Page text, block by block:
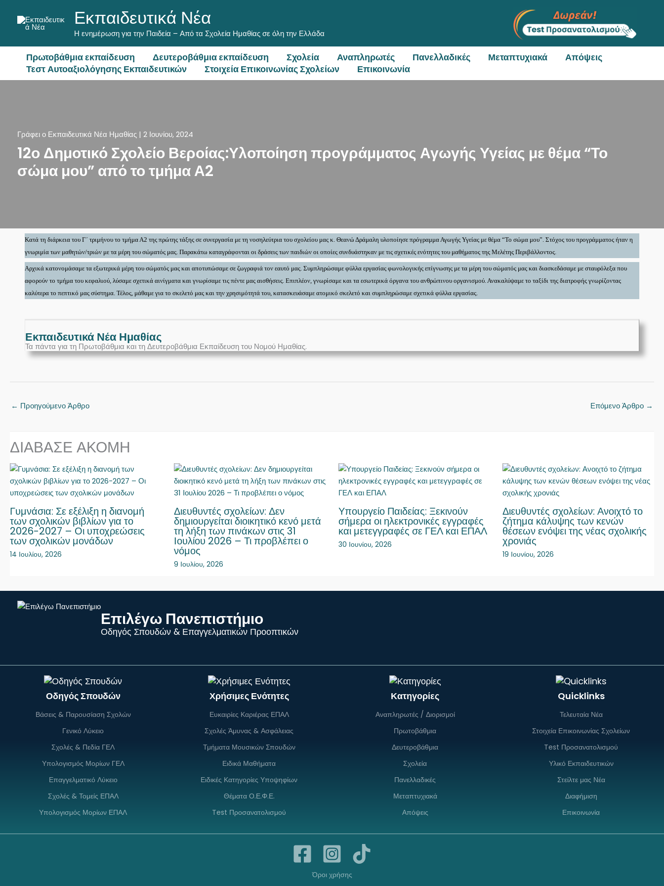
περιεχόμενο
Εκπαιδευτικά Νέα
Η ενημέρωση για την Παιδεία – Από τα Σχολεία Ημαθίας σε όλη την Ελλάδα
Πρωτοβάθμια εκπαίδευση Δευτεροβάθμια εκπαίδευση Σχολεία Αναπληρωτές Πανελλαδικές Μεταπτυχιακά
Απόψεις
Τεστ Αυτοαξιολόγησης Εκπαιδευτικών
Στοιχεία Επικοινωνίας Σχολείων Επικοινωνία
Γράφει ο Εκπαιδευτικά Νέα Ημαθίας | 2 Ιουνίου, 2024
12ο Δημοτικό Σχολείο Βεροίας:Υλοποίηση προγράμματος Αγωγής Υγείας με θέμα “Το
σώμα μου” από το τμήμα Α2
Κατά τη διάρκεια του Γ΄ τριμήνου το τμήμα Α2 της πρώτης τάξης σε συνεργασία με τη νοσηλεύτρια του σχολείου μας κ. Θεανώ Δράμαλη υλοποίησε πρόγραμμα Αγωγής Υγείας με θέμα “Το σώμα μου”. Στόχος του προγράμματος ήταν η
γνωριμία των μαθητών/τριών με τα μέρη του σώματός μας. Παρακάτω καταγράφονται οι δράσεις των παιδιών οι οποίες συνδυάστηκαν με τις σχετικές ενότητες του μαθήματος της Μελέτης Περιβάλλοντος.
Αρχικά κατονομάσαμε τα εξωτερικά μέρη του σώματός μας και αποτυπώσαμε σε ζωγραφιά τον εαυτό μας. Συμπληρώσαμε φύλλα εργασίας φωνολογικής επίγνωσης με τα μέρη του σώματός μας και διασκεδάσαμε με σταυρόλεξα που
αφορούν το τμήμα του κεφαλιού, λύσαμε σχετικά αινίγματα και γνωρίσαμε τις πέντε μας αισθήσεις. Επιπλέον, γνωρίσαμε και τα εσωτερικά όργανα του ανθρώπινου οργανισμού. Ανακαλύψαμε το ταξίδι της διατροφής γνωρίζοντας
καλύτερα το πεπτικό μας σύστημα. Τέλος, μάθαμε για το σκελετό μας και την χρησιμότητά του, κατασκευάσαμε ατομικό σκελετό και συμπληρώσαμε σχετικά φύλλα εργασίας.
Εκπαιδευτικά Νέα Ημαθίας
Τα πάντα για τη Πρωτοβάθμια και τη Δευτεροβάθμια Εκπαίδευση του Νομού Ημαθίας.
← Προηγούμενο Άρθρο Επόμενο Άρθρο →
ΔΙΑΒΑΣΕ ΑΚΟΜΗ
Γυμνάσια: Σε εξέλιξη η διανομή
των σχολικών βιβλίων για το
2026-2027 – Οι υποχρεώσεις
των σχολικών μονάδων
14 Ιουλίου, 2026
Διευθυντές σχολείων: Δεν
δημιουργείται διοικητικό κενό μετά
τη λήξη των πινάκων στις 31
Ιουλίου 2026 – Τι προβλέπει ο
νόμος
9 Ιουλίου, 2026
Υπουργείο Παιδείας: Ξεκινούν
σήμερα οι ηλεκτρονικές εγγραφές
και μετεγγραφές σε ΓΕΛ και ΕΠΑΛ
30 Ιουνίου, 2026
Διευθυντές σχολείων: Ανοιχτό το
ζήτημα κάλυψης των κενών
θέσεων ενόψει της νέας σχολικής
χρονιάς
19 Ιουνίου, 2026
Επιλέγω Πανεπιστήμιο
Οδηγός Σπουδών & Επαγγελματικών Προοπτικών
Οδηγός Σπουδών
Βάσεις & Παρουσίαση Σχολών
Γενικό Λύκειο
Σχολές & Πεδία ΓΕΛ
Υπολογισμός Μορίων ΓΕΛ
Επαγγελματικό Λύκειο
Σχολές & Τομείς ΕΠΑΛ
Υπολογισμός Μορίων ΕΠΑΛ
Χρήσιμες Ενότητες
Ευκαιρίες Καριέρας ΕΠΑΛ
Σχολές Άμυνας & Ασφάλειας
Τμήματα Μουσικών Σπουδών
Ειδικά Μαθήματα
Ειδικές Κατηγορίες Υποψηφίων
Θέματα Ο.Ε.Φ.Ε.
Test Προσανατολισμού
Κατηγορίες
Αναπληρωτές / Διορισμοί
Πρωτοβάθμια
Δευτεροβάθμια
Σχολεία
Πανελλαδικές
Μεταπτυχιακά
Απόψεις
Quicklinks
Τελευταία Νέα
Στοιχεία Επικοινωνίας Σχολείων
Test Προσανατολισμού
Υλικό Εκπαιδευτικών
Στείλτε μας Νέα
Διαφήμιση
Επικοινωνία
Όροι χρήσης